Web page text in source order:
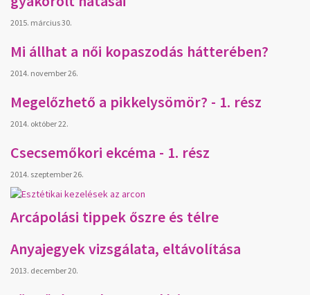
2015. március 30.
Mi állhat a női kopaszodás hátterében?
2014. november 26.
Megelőzhető a pikkelysömör? - 1. rész
2014. október 22.
Csecsemőkori ekcéma - 1. rész
2014. szeptember 26.
Arcápolási tippek őszre és télre
Anyajegyek vizsgálata, eltávolítása
2013. december 20.